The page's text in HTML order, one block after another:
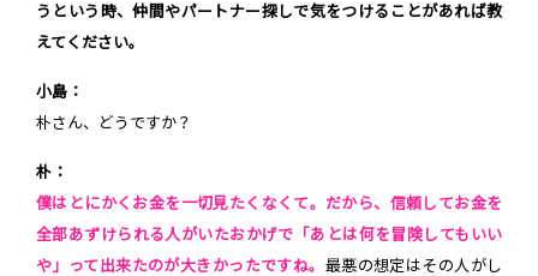
うという時、仲間やパートナー探しで気をつけることがあれば教
えてください。
小島：
朴さん、どうですか？
朴：
僕はとにかくお金を一切見たくなくて。だから、信頼してお金を
全部あずけられる人がいたおかげで「あとは何を冒険してもいい
や」って出来たのが大きかったですね。 最悪の想定はその人がし